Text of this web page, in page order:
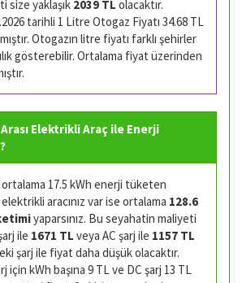
size yaklaşık 2039 TL olacaktır.
tarihli 1 Litre Otogaz Fiyatı 34.68 TL
Otogazın litre fiyatı farklı şehirler
gösterebilir. Ortalama fiyat üzerinden
Elektrikli Araç ile Enerji
17.5 kWh enerji tüketen
aracınız var ise ortalama 128.6
yaparsınız. Bu seyahatin maliyeti
ile 1671 TL veya AC şarj ile 1157 TL
şarj ile fiyat daha düşük olacaktır.
için kWh başına 9 TL ve DC şarj 13 TL